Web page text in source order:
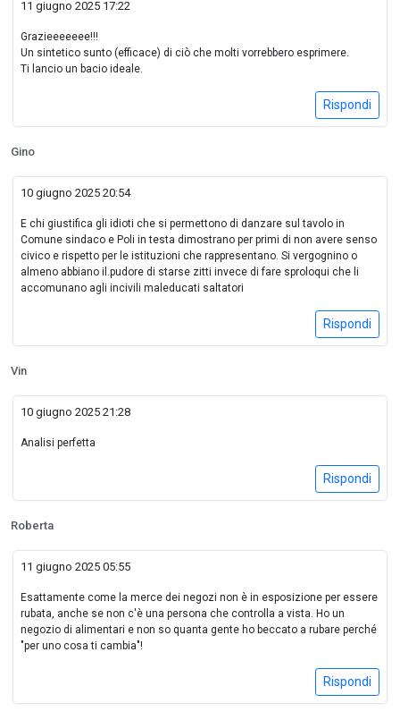
11 giugno 2025 17:22
Grazieeeeeee!!!
Un sintetico sunto (efficace) di ciò che molti vorrebbero esprimere.
Ti lancio un bacio ideale.
Rispondi
Gino
10 giugno 2025 20:54
E chi giustifica gli idioti che si permettono di danzare sul tavolo in
Comune sindaco e Poli in testa dimostrano per primi di non avere senso
civico e rispetto per le istituzioni che rappresentano. Si vergognino o
almeno abbiano il.pudore di starse zitti invece di fare sproloqui che li
accomunano agli incivili maleducati saltatori
Rispondi
Vin
10 giugno 2025 21:28
Analisi perfetta
Rispondi
Roberta
11 giugno 2025 05:55
Esattamente come la merce dei negozi non è in esposizione per essere
rubata, anche se non c'è una persona che controlla a vista. Ho un
negozio di alimentari e non so quanta gente ho beccato a rubare perché
"per uno cosa ti cambia"!
Rispondi